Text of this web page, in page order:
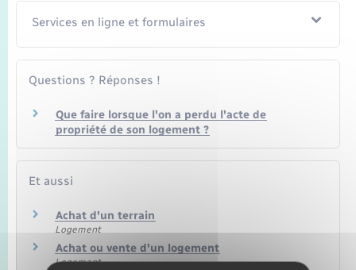
Services en ligne et formulaires
Questions ? Réponses !
Que faire lorsque l'on a perdu l'acte de
propriété de son logement ?
Et aussi
Achat d'un terrain
Logement
Achat ou vente d'un logement
Logement